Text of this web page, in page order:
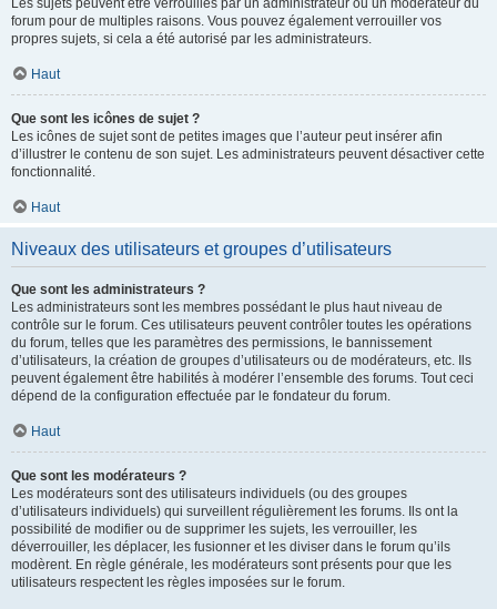
Les sujets peuvent être verrouillés par un administrateur ou un modérateur du
forum pour de multiples raisons. Vous pouvez également verrouiller vos
propres sujets, si cela a été autorisé par les administrateurs.
Haut
Que sont les icônes de sujet ?
Les icônes de sujet sont de petites images que l’auteur peut insérer afin
d’illustrer le contenu de son sujet. Les administrateurs peuvent désactiver cette
fonctionnalité.
Haut
Niveaux des utilisateurs et groupes d’utilisateurs
Que sont les administrateurs ?
Les administrateurs sont les membres possédant le plus haut niveau de
contrôle sur le forum. Ces utilisateurs peuvent contrôler toutes les opérations
du forum, telles que les paramètres des permissions, le bannissement
d’utilisateurs, la création de groupes d’utilisateurs ou de modérateurs, etc. Ils
peuvent également être habilités à modérer l’ensemble des forums. Tout ceci
dépend de la configuration effectuée par le fondateur du forum.
Haut
Que sont les modérateurs ?
Les modérateurs sont des utilisateurs individuels (ou des groupes
d’utilisateurs individuels) qui surveillent régulièrement les forums. Ils ont la
possibilité de modifier ou de supprimer les sujets, les verrouiller, les
déverrouiller, les déplacer, les fusionner et les diviser dans le forum qu’ils
modèrent. En règle générale, les modérateurs sont présents pour que les
utilisateurs respectent les règles imposées sur le forum.